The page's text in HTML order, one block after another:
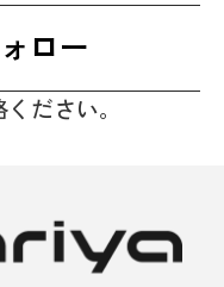
ロー
ださい。